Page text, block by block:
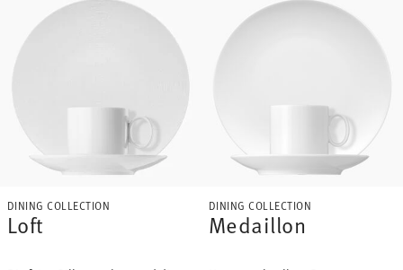
DINING COLLECTION
Loft
DINING COLLECTION
Medaillon